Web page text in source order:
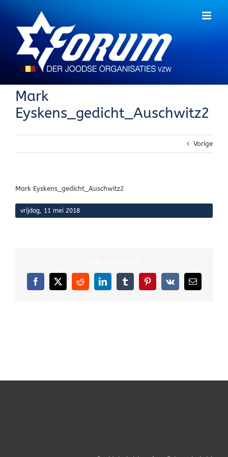
Mark
Eyskens_gedicht_Auschwitz2
Vorige
Mark Eyskens_gedicht_Auschwitz2
vrijdag, 11 mei 2018
Facebook
X RedditLinkedInTumblrPinterest
Vk
E-
mail